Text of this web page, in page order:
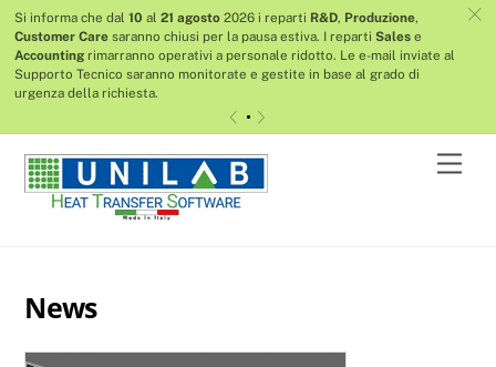
Si informa che dal 10al 21 agosto2026 i reparti R&D, Produzione,
Customer Care saranno chiusi per la pausa estiva. I reparti Sales e
Accounting rimarranno operativi a personale ridotto. Le e-mail inviate al
Supporto Tecnico saranno monitorate e gestite in base al grado di
urgenza della richiesta.
c
content
News